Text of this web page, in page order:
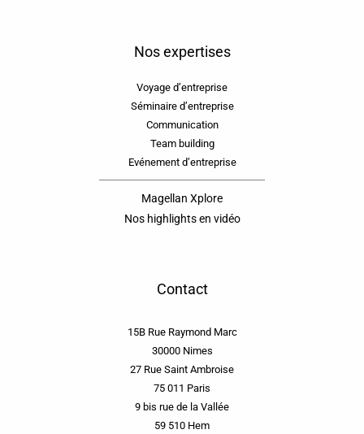
Nos expertises
Voyage d’entreprise
Séminaire d’entreprise
Communication
Team building
Evénement d’entreprise
Magellan Xplore
Nos highlights en vidéo
Contact
15B Rue Raymond Marc
30000 Nimes
27 Rue Saint Ambroise
75 011 Paris
9 bis rue de la Vallée
59 510 Hem